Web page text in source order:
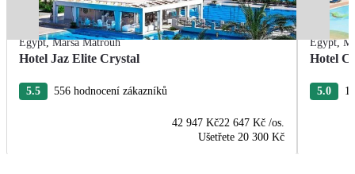
Egypt,Marsa Matrouh
Hotel Jaz Elite Crystal
5.5 556 hodnocení zákazníků
42 947 Kč22 647 Kč /os.
Ušetřete 20 300 Kč
Egypt,
Hotel
5.0